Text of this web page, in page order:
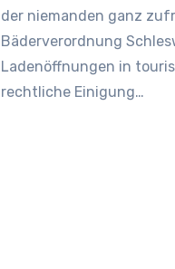
der niemanden ganz
Bäderverordnung
Ladenöffnungen in
rechtliche Einigung…